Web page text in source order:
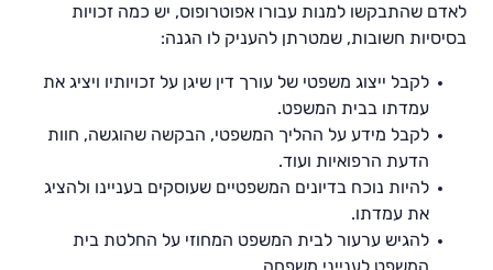
לאדם שהתבקשו למנות עבורו אפוטרופוס, יש כמה זכויות
בסיסיות חשובות, שמטרתן להעניק לו הגנה:
לקבל ייצוג משפטי של עורך דין שיגן על זכויותיו ויציג את
עמדתו בבית המשפט.
לקבל מידע על ההליך המשפטי, הבקשה שהוגשה, חוות
הדעת הרפואיות ועוד.
להיות נוכח בדיונים המשפטיים שעוסקים בעניינו ולהציג
את עמדתו.
להגיש ערעור לבית המשפט המחוזי על החלטת בית